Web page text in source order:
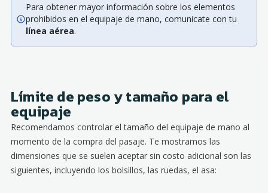
Para obtener mayor información sobre los elementos
prohibidos en el equipaje de mano, comunicate con tu
línea aérea.
Límite de peso y tamaño para el
equipaje
Recomendamos controlar el tamaño del equipaje de mano al
momento de la compra del pasaje. Te mostramos las
dimensiones que se suelen aceptar sin costo adicional son las
siguientes, incluyendo los bolsillos, las ruedas, el asa: